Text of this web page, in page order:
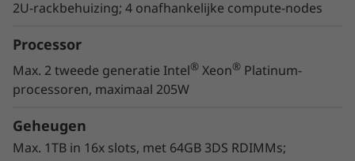
Elke node beschikt over twee krachtige Intel®
36% snellere performance in vergelijking met
vorige generatie.*
2U-rackbehuizing; 4 onafhankelijke compute-nodes
Processor
Max. 2 tweede generatie Intel® Xeon® Platinum-
processoren, maximaal 205W
Geheugen
Max. 1TB in 16x slots, met 64GB 3DS RDIMMs;